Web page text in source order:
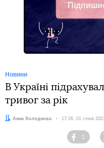
Telegram
Новини
В Україні
тривог за рік
Автор:
Анна Холоднова Дата:
17:26, 01 січня
1